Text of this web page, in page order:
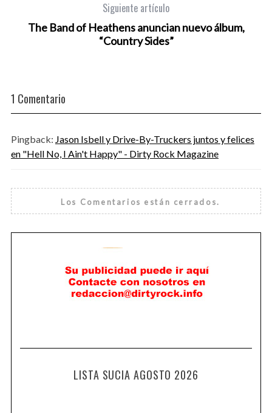
Siguiente artículo
The Band of Heathens anuncian nuevo álbum,
“Country Sides”
1 Comentario
Pingback: Jason Isbell y Drive-By-Truckers juntos y felices
en "Hell No, I Ain't Happy" - Dirty Rock Magazine
Los Comentarios están cerrados.
LISTA SUCIA AGOSTO 2026